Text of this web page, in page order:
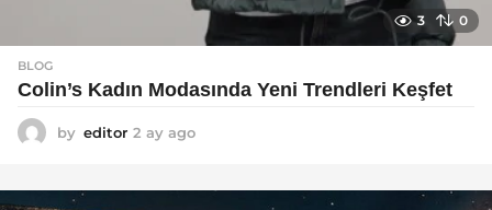
3 0
BLOG
Colin’s Kadın Modasında Yeni Trendleri Keşfet
by editor 2 ay ago
a